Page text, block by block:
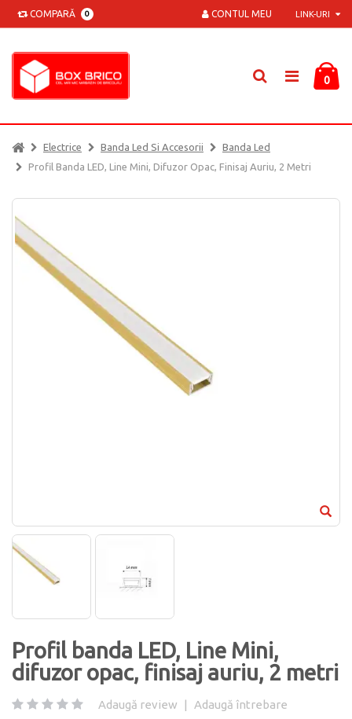
COMPARĂ 0 LINK-URI
CONTUL MEU
0
Electrice Banda Led Si Accesorii
Banda Led
Profil Banda LED, Line Mini, Difuzor Opac, Finisaj Auriu, 2 Metri
Profil banda LED, Line Mini,
difuzor opac, finisaj auriu, 2 metri
Adaugă review | Adaugă întrebare